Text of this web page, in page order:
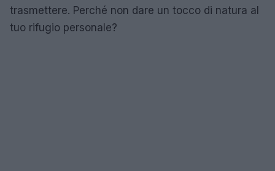
trasmettere. Perché non dare un tocco di natura al
tuo rifugio personale?